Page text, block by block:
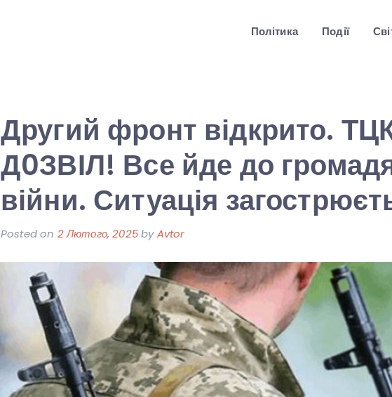
Політика Події
Другий фронт відкрито.
Д0ЗВІЛ! Все йде до
війни. Ситуація
Posted on 2 Лютого, 2025byAvtor